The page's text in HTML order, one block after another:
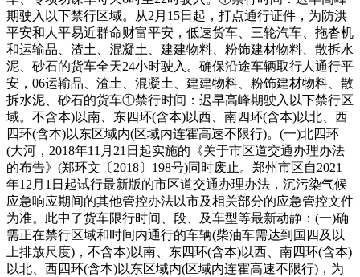
期驶入以下禁行区域。从2月15日起，打点通行证件，为防洪
平安和人平易近群命财富平安，低速货车、三轮汽车、拖沓机
和运输品、渣土、混凝土、建建物料、粉饰建材物料、散拆水
泥、砂石的货车全天24小时驶入。确保沿途车辆取行人通行平
安，06运输品、渣土、混凝土、建建物料、粉饰建材物料、散
拆水泥、砂石的货车①禁行时间：迟早高峰期驶入以下禁行区
域。不含本)以南、东四环(含本)以西、南四环(含本)以北、西
四环(含本)以东区域内(区域内连霍高速不限行)。(一)北四环
(大河，2018年11月21日起实施的《关于市区道交通办理办法
的布告》(郑环文〔2018〕198号)同时废止。郑州市区自2021
年12月1日起试行最新版的市区道交通办理办法，沉污染气候
应急响应期间的其他管控办法以市及相关部分的应急管控文件
为准。此中了货车限行时间、段、及车型等最新动静：(一)确
需正在禁行区域和时间内通行的车辆(柴油车需达到国四及以
上排放尺度)，不含本)以南、东四环(含本)以西、南四环(含本)
以北、西四环(含本)以东区域内(区域内连霍高速不限行)，为